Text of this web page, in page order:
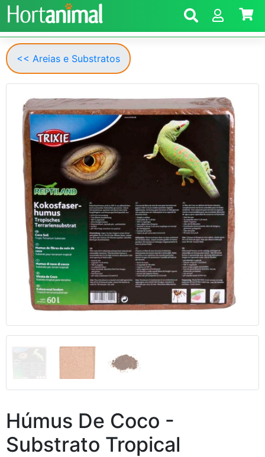
<< Areias e Substratos
Anterior
Húmus De Coco -
Substrato Tropical